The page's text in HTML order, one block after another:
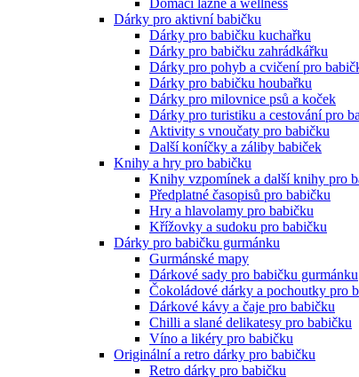
Domácí lázně a wellness
Dárky pro aktivní babičku
Dárky pro babičku kuchařku
Dárky pro babičku zahrádkářku
Dárky pro pohyb a cvičení pro
Dárky pro babičku houbařku
Dárky pro milovnice psů a koček
Dárky pro turistiku a cestování pro
Aktivity s vnoučaty pro babičku
Další koníčky a záliby babiček
Knihy a hry pro babičku
Knihy vzpomínek a další knihy pro
Předplatné časopisů pro babičku
Hry a hlavolamy pro babičku
Křížovky a sudoku pro babičku
Dárky pro babičku gurmánku
Gurmánské mapy
Dárkové sady pro babičku gurmánku
Čokoládové dárky a pochoutky pro
Dárkové kávy a čaje pro babičku
Chilli a slané delikatesy pro babičku
Víno a likéry pro babičku
Originální a retro dárky pro babičku
Retro dárky pro babičku